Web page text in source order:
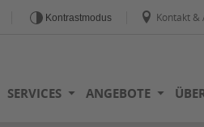
Kontrastmodus Kontakt &
SERVICES ANGEBOTE